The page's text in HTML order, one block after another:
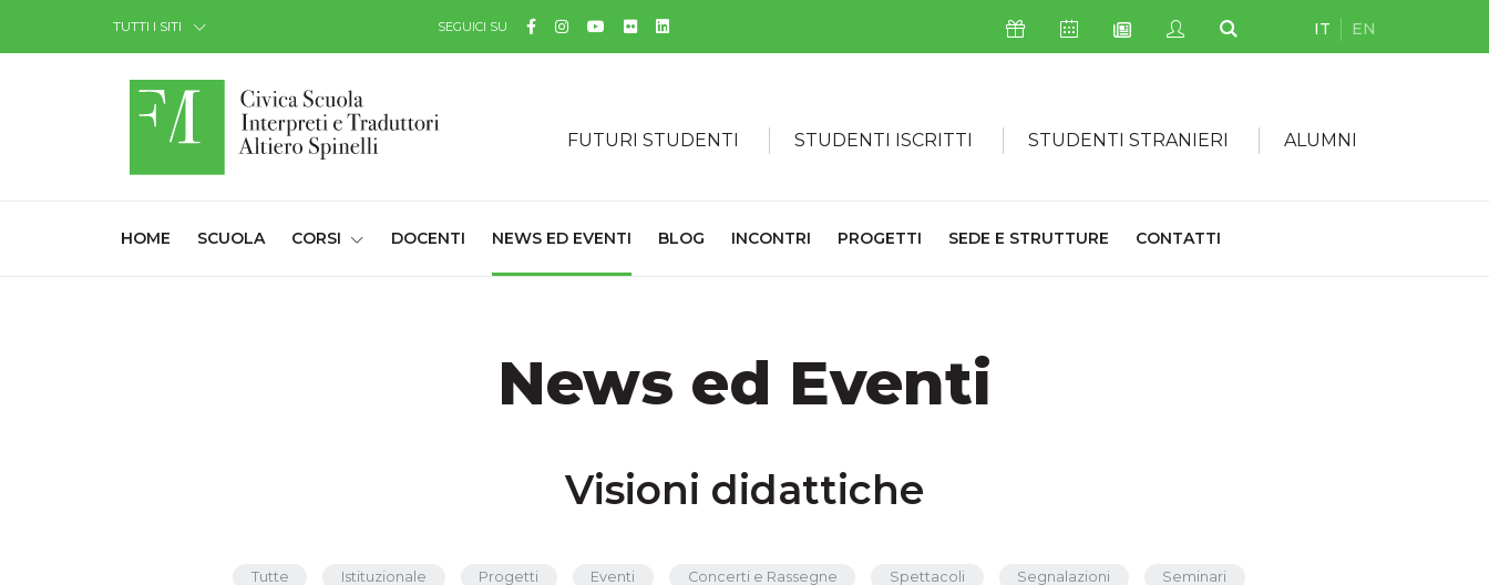
TUTTI I SITI SEGUICI SU Facebook
Instagram
YouTube
Flickr Icona SostieniciIcona Calendario Eventi
Icona Newsletter
Icona My Civica
Icona Cerca
IT EN
FUTURI STUDENTI STUDENTI ISCRITTI STUDENTI STRANIERI ALUMNI
HOME (CURRENT)
SCUOLA CORSI DOCENTI NEWS ED EVENTI BLOG INCONTRI PROGETTI SEDE E STRUTTURE CONTATTI
News ed Eventi
Visioni didattiche
Tutte Istituzionale Progetti Eventi Concerti e Rassegne Spettacoli Segnalazioni Seminari